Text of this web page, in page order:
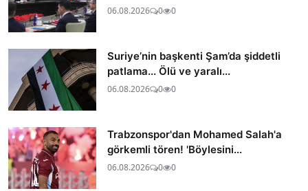
06.08.2026 0 0
Suriye’nin başkenti Şam’da şiddetli
patlama... Ölü ve yaralı...
06.08.2026 0 0
Trabzonspor'dan Mohamed Salah'a
görkemli tören! 'Böylesini...
06.08.2026 0 0